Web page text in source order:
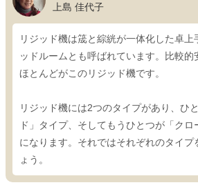
上島 佳代子
リジッド機は筬と綜絖が一体化した卓
ッドルームとも呼ばれています。比較的
ほとんどがこのリジッド機です。
リジッド機には2つのタイプがあり、ひ
ド」タイプ、そしてもうひとつが「ク
になります。それではそれぞれのタイプ
ょう。